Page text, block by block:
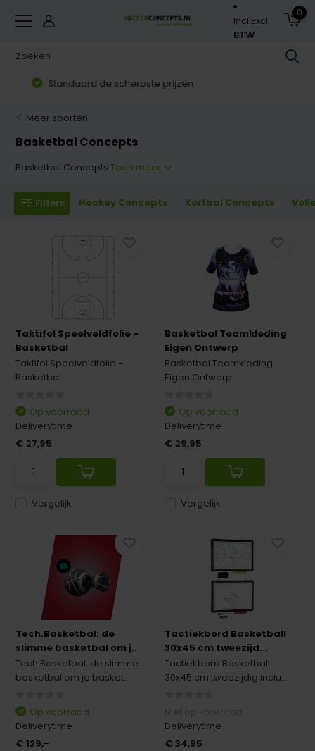
Incl.Excl.
BTW
0
Zorgvuldig geselecteerd assortiment
Meer sporten
Basketbal Concepts
Basketbal ConceptsToon meer
Filters Hockey Concepts Korfbal Concepts
Taktifol Speelveldfolie -
Basketbal
Taktifol Speelveldfolie -
Basketbal
Vergelijk
Op voorraad
Deliverytime
€ 27,95
Basketbal Teamkleding
Eigen Ontwerp
Basketbal Teamkleding
Eigen Ontwerp
Vergelijk
Op voorraad
Deliverytime
€ 29,95
Tech.Basketbal: de
slimme basketbal om j...
Tech.Basketbal: de slimme
basketbal om je basket...
Op voorraad
Deliverytime
€ 129,-
Tactiekbord Basketball
30x45 cm tweezijd...
Tactiekbord Basketball
30x45 cm tweezijdig inclu...
Deliverytime
€ 34,95